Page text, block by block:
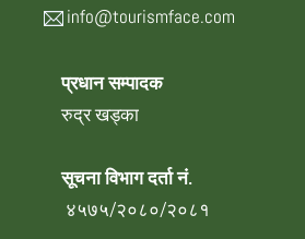
info@tourismface.com
प्रधान सम्पादक
रुद्र खड्का
सूचना विभाग दर्ता नं.
४५७५/२०८०/२०८१